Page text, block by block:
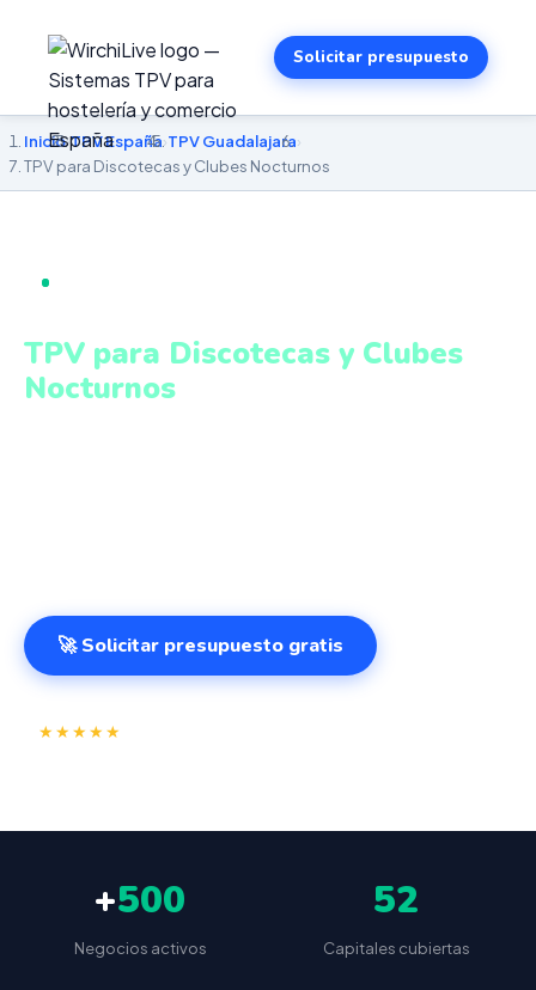
Solicitar presupuesto
Inicio›TPV España›TPV Guadalajara›
TPV para Discotecas y Clubes Nocturnos
TPV para Discotecas y Clubes
Nocturnos
🚀 Solicitar presupuesto gratis
★★★★★
+500
Negocios activos
52
Capitales cubiertas